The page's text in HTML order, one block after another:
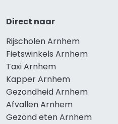
Direct naar
Rijscholen Arnhem
Fietswinkels Arnhem
Taxi Arnhem
Kapper Arnhem
Gezondheid Arnhem
Afvallen Arnhem
Gezond eten Arnhem